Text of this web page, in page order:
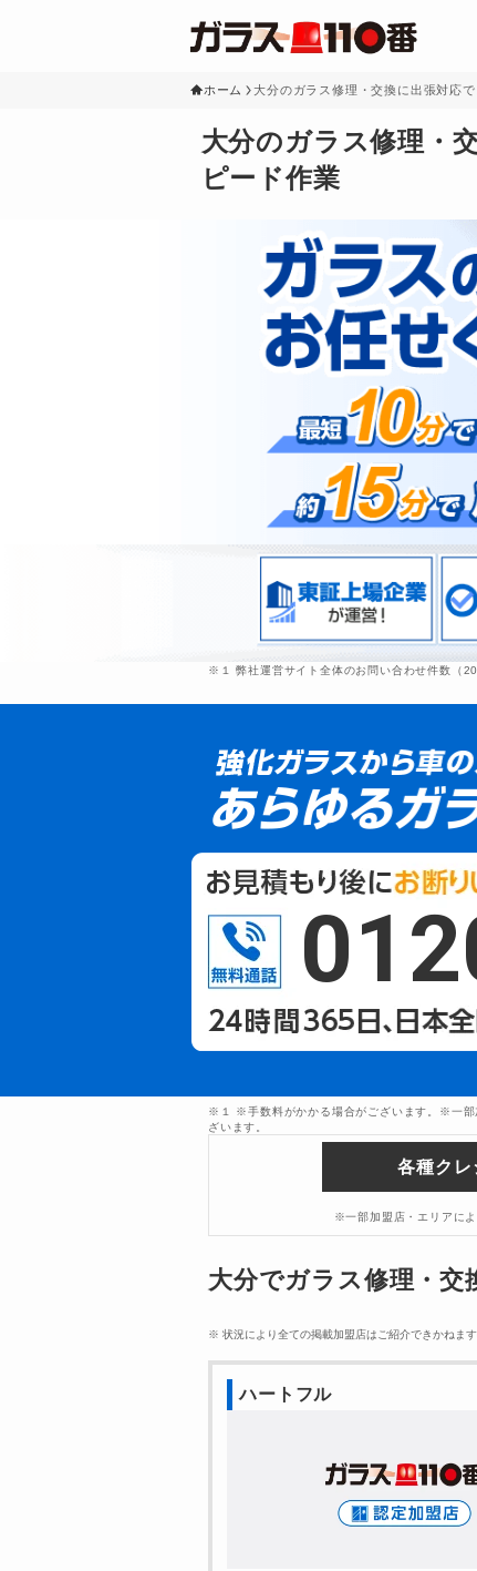
ホーム 大分のガラス修理・交換に出張対応
大分のガラス修理・
ピード作業
※１ 弊社運営サイト全体のお問い合わせ件数（
※１ ※手数料がかかる場合がございます。※一部
ざいます。
各種クレ
※一部加盟店・エリアによ
大分でガラス修理・
※ 状況により全ての掲載加盟店はご紹介できかねます
ハートフル